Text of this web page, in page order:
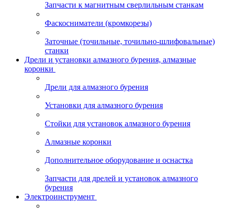
Запчасти к магнитным сверлильным станкам
Фаскосниматели (кромкорезы)
Заточные (точильные, точильно-шлифовальные)
станки
Дрели и установки алмазного бурения, алмазные
коронки
Дрели для алмазного бурения
Установки для алмазного бурения
Стойки для установок алмазного бурения
Алмазные коронки
Дополнительное оборудование и оснастка
Запчасти для дрелей и установок алмазного
бурения
Электроинструмент